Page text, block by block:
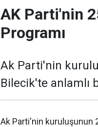
AK Parti'nin
Programı
Ak Parti'nin
Bilecik'te anlamlı
Ak Parti'nin kuruluşunun